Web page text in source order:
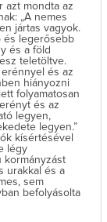
azt mondta az
„A nemes
jártas vagyok.
és legerősebb
és a föld
teletöltve.
és az
hiányozni
folyamatosan
és az
legyen,
legyen.”
kísértésével
légy
kormányzást
urakkal és a
sem
befolyásolta